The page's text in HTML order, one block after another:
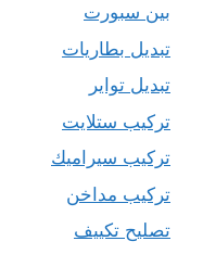
بين سبورت
تبديل بطاريات
تبديل تواير
تركيب ستلايت
تركيب سيراميك
تركيب مداخن
تصليح تكييف